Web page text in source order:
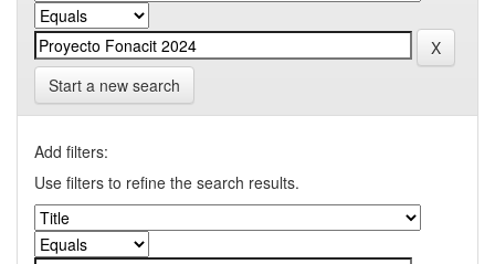
Start a new search
Add filters:
Use filters to refine the search results.